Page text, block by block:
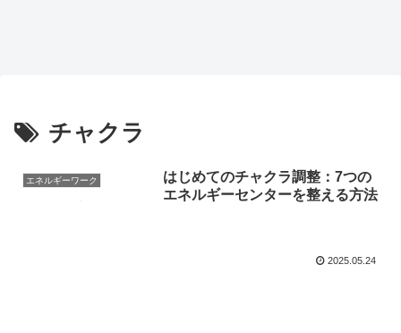
チャクラ
エネルギーワーク
はじめてのチャクラ調整：7つの
エネルギーセンターを整える方法
2025.05.24